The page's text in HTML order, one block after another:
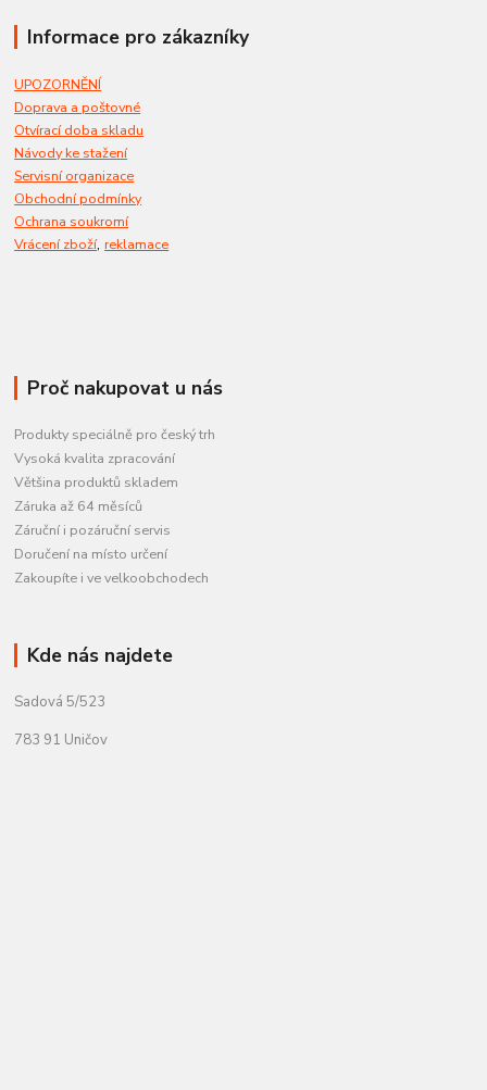
Informace pro zákazníky
UPOZORNĚNÍ
Doprava a poštovné
Otvírací doba skladu
Návody ke stažení
Servisní organizace
Obchodní podmínky
Ochrana soukromí
Vrácení zboží,reklamace
Proč nakupovat u nás
Produkty speciálně pro český trh
Vysoká kvalita zpracování
Většina produktů skladem
Záruka až 64 měsíců
Záruční i pozáruční servis
Doručení na místo určení
Zakoupíte i ve velkoobchodech
Kde nás najdete
Sadová 5/523
783 91 Uničov